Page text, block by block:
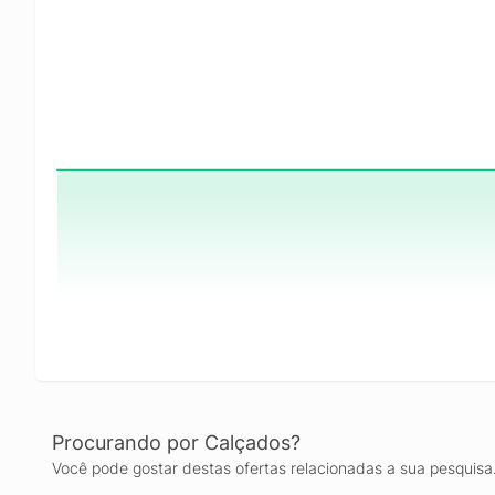
Procurando por Calçados?
Você pode gostar destas ofertas relacionadas a sua pesquisa.